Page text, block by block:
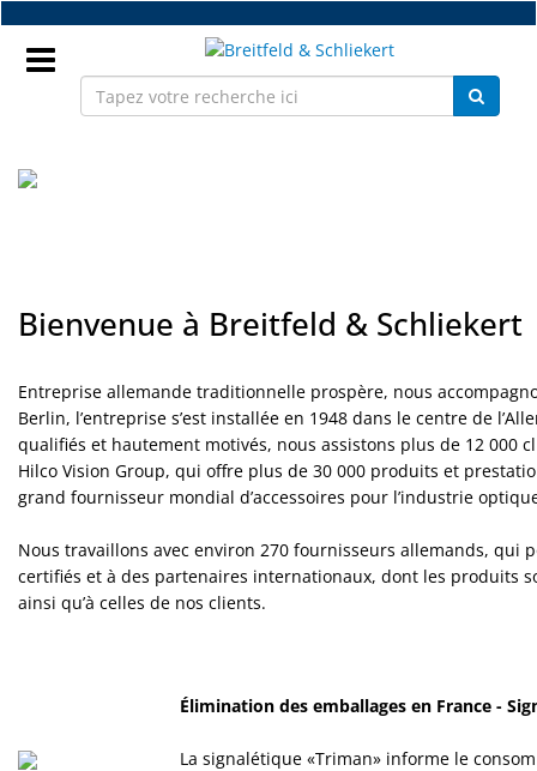
Accéder
au
contenu
Nouveaux
détachées
monture
Atelier
Sport
&
Unternehmen
Bienvenue à Breitfeld & Schliekert
Entreprise allemande traditionnelle prospère, nous
Berlin, l’entreprise s’est installée en 1948 dans le centre de
qualifiés et hautement motivés, nous assistons plus de 12 000
Hilco Vision Group, qui offre plus de 30 000 produits et
grand fournisseur mondial d’accessoires pour l’industrie
Nous travaillons avec environ 270 fournisseurs allemands, qui
certifiés et à des partenaires internationaux, dont les produits
ainsi qu’à celles de nos clients.
Élimination des emballages en France -
La signalétique «Triman» informe le